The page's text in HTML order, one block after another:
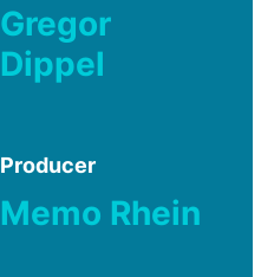
Gregor
Dippel
Producer
Memo Rhein